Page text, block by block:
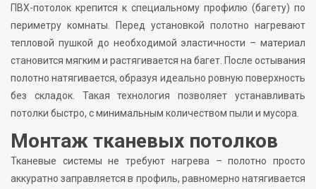
ПВХ-потолок крепится к специальному профилю (багету) по
периметру комнаты. Перед установкой полотно нагревают
тепловой пушкой до необходимой эластичности – материал
становится мягким и растягивается на багет. После остывания
полотно натягивается, образуя идеально ровную поверхность
без складок. Такая технология позволяет устанавливать
потолки быстро, с минимальным количеством пыли и мусора.
Монтаж тканевых потолков
Тканевые системы не требуют нагрева – полотно просто
аккуратно заправляется в профиль, равномерно натягивается